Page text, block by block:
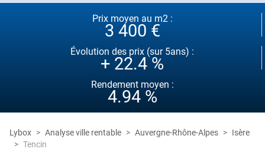
Prix moyen au m2 :
3 400 €
Évolution des prix (sur 5ans) :
+ 22.4 %
Rendement moyen :
4.94 %
Lybox Analyse ville rentable Auvergne-Rhône-Alpes
Isère
Tencin